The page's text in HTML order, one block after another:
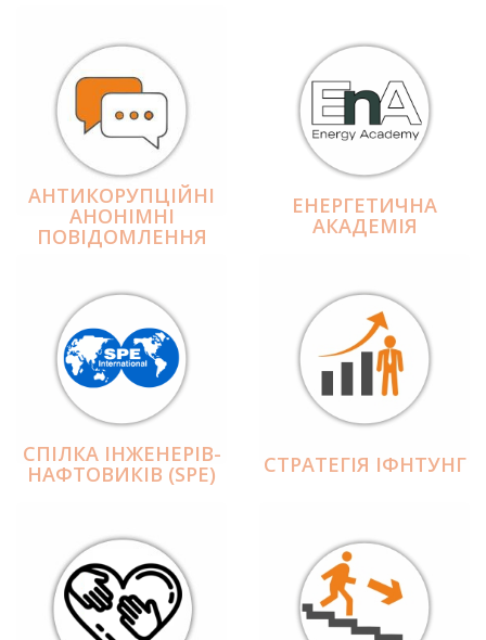
АНТИКОРУПЦІЙНІ
АНОНІМНІ
ПОВІДОМЛЕННЯ
ЕНЕРГЕТИЧНА
АКАДЕМІЯ
СПІЛКА ІНЖЕНЕРІВ-
НАФТОВИКІВ (SPE) СТРАТЕГІЯ ІФНТУНГ